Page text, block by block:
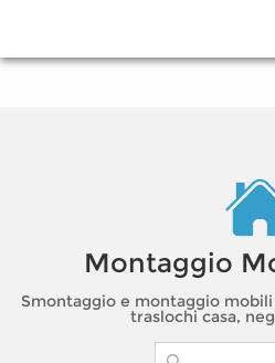
Montaggio
Smontaggio e montaggio
traslochi casa,